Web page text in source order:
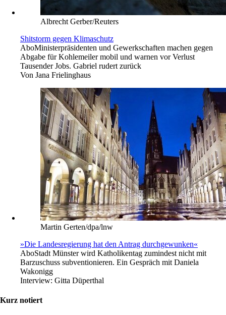
Albrecht Gerber/Reuters
Shitstorm gegen Klimaschutz
AboMinisterpräsidenten und Gewerkschaften machen gegen
Abgabe für Kohlemeiler mobil und warnen vor Verlust
Tausender Jobs. Gabriel rudert zurück
Von Jana Frielinghaus
Martin Gerten/dpa/lnw
»Die Landesregierung hat den Antrag durchgewunken«
AboStadt Münster wird Katholikentag zumindest nicht mit
Barzuschuss subventionieren. Ein Gespräch mit Daniela
Wakonigg
Interview: Gitta Düperthal
Kurz notiert